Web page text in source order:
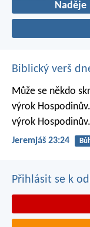
Naděje
Biblický verš
Může se někdo
výrok Hospodinův.
výrok Hospodinův.
Jeremjáš 23:24
Přihlásit se k